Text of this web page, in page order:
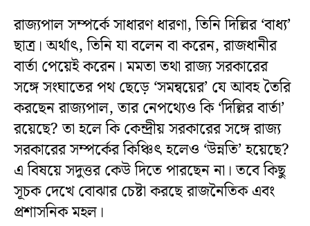
রাজ্যপাল সম্পর্কে সাধারণ ধারণা, তিনি দিল্লির ‘বাধ্য’
ছাত্র। অর্থাৎ, তিনি যা বলেন বা করেন, রাজধানীর
বার্তা পেয়েই করেন। মমতা তথা রাজ্য সরকারের
সঙ্গে সংঘাতের পথ ছেড়ে ‘সমন্বয়ের’ যে আবহ তৈরি
করছেন রাজ্যপাল, তার নেপথ্যেও কি ‘দিল্লির বার্তা’
রয়েছে? তা হলে কি কেন্দ্রীয় সরকারের সঙ্গে রাজ্য
সরকারের সম্পর্কের কিঞ্চিৎ হলেও ‘উন্নতি’ হয়েছে?
এ বিষয়ে সদুত্তর কেউ দিতে পারছেন না। তবে কিছু
সূচক দেখে বোঝার চেষ্টা করছে রাজনৈতিক এবং
প্রশাসনিক মহল।